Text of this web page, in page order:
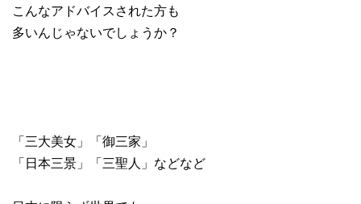
こんなアドバイスされた方も
多いんじゃないでしょうか？
「三大美女」「御三家」
「日本三景」「三聖人」などなど